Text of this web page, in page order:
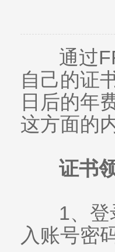
通过
自己的证
日后的年
这方面的
证书领
1、登
入账号密